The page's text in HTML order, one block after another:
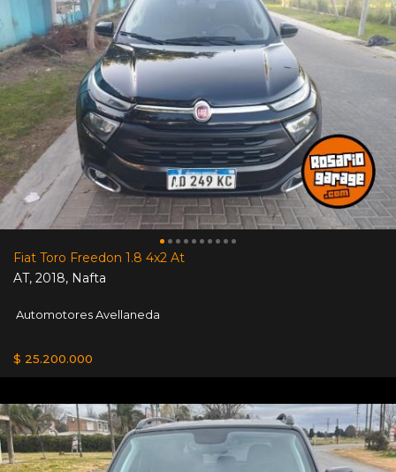
Fiat Toro Freedon 1.8 4x2 At
AT, 2018, Nafta
Automotores Avellaneda
$ 25.200.000